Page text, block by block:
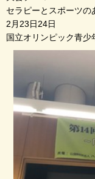
セラピーとスポーツの
2月23日24日
国立オリンピック青少